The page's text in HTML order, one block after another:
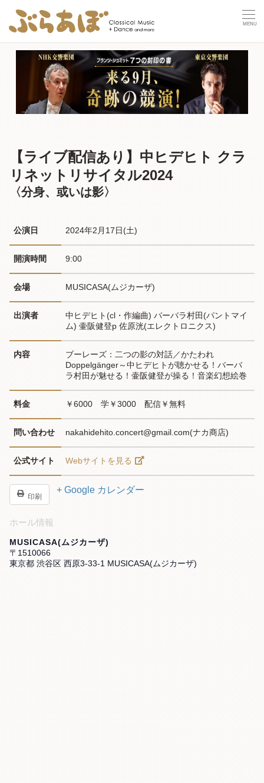
【ライブ配信あり】中ヒデヒト クラ
リネットリサイタル2024
〈分身、或いは影〉
公演日 2024年2月17日(土)
開演時間 9:00
会場 MUSICASA(ムジカーザ)
出演者
中ヒデヒト(cl・作編曲) バーバラ村田(パントマイ
ム) 壷阪健登p 佐原洸(エレクトロニクス)
内容
ブーレーズ：二つの影の対話／かたわれ
Doppelgänger～中ヒデヒトが聴かせる！バーバ
ラ村田が魅せる！壷阪健登が操る！音楽幻想絵巻
料金 ￥6000　学￥3000　配信￥無料
問い合わせ nakahidehito.concert@gmail.com(ナカ商店)
公式サイト Webサイトを見る
印刷
+ Google カレンダー
ホール情報
MUSICASA(ムジカーザ)
〒1510066
東京都 渋谷区 西原3-33-1 MUSICASA(ムジカーザ)